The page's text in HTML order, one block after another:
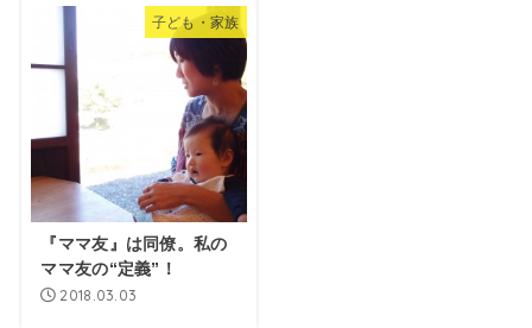
子ども・家族
『ママ友』は同僚。私の
ママ友の“定義”！
2018.03.03